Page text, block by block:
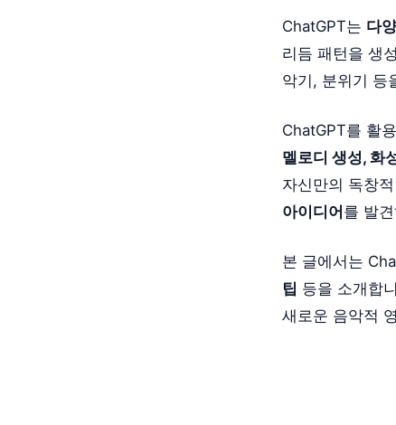
ChatGPT는 다
리듬 패턴을 생
악기, 분위기 등
ChatGPT를 활
멜로디 생성, 화
자신만의 독창
아이디어를 발
본 글에서는
팁 등을 소개합
새로운 음악적